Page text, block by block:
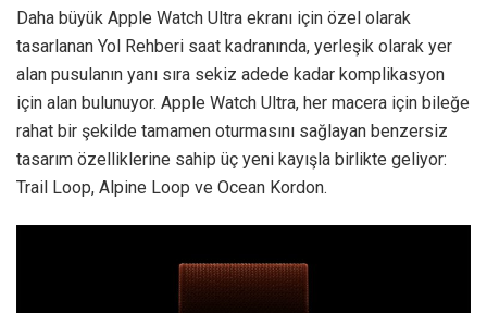
Daha büyük Apple Watch Ultra ekranı için özel olarak
tasarlanan Yol Rehberi saat kadranında, yerleşik olarak yer
alan pusulanın yanı sıra sekiz adede kadar komplikasyon
için alan bulunuyor. Apple Watch Ultra, her macera için bileğe
rahat bir şekilde tamamen oturmasını sağlayan benzersiz
tasarım özelliklerine sahip üç yeni kayışla birlikte geliyor:
Trail Loop, Alpine Loop ve Ocean Kordon.